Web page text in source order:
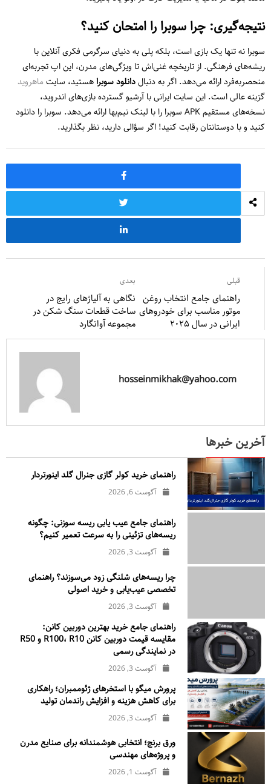
نتیجه‌گیری: چرا سوبرا را امتحان کنید؟
سوبرا نه تنها یک بازی است، بلکه پلی به دنیای سرگرمی فکری آنلاین با
ریشه‌های فرهنگی. از تاریخچه غنی‌اش تا ویژگی‌های مدرن، این اپ تجربه‌ای
منحصربه‌فرد ارائه می‌دهد. اگر به دنبالدانلود سوبرا هستید، سایت ماهروید
گزینه عالی است. این سایت ایرانی با آرشیو گسترده بازی‌های اندروید،
نسخه‌های مستقیم APK سوبرا را با لینک نیم‌بها ارائه می‌دهد. سوبرا را دانلود
کنید و با دوستانتان رقابت کنید! اگر سؤالی دارید، نظر بگذارید.
قبلی
راهنمای جامع انتخاب روغن
موتور مناسب برای خودروهای
ایرانی در سال ۲۰۲۵
بعدی
نگاهی به آلیاژهای رایج در
ساخت قطعات سنگ شکن در
مجموعه آوانگارد
hosseinmikhak@yahoo.com
آخرین خبرها
راهنمای خرید کولر گازی جنرال‌ گلد اینورتر‌دار
آگوست 6, 2026
راهنمای جامع عیب یابی ریسه سوزنی: چگونه
ریسه‌های تزئینی را به سرعت تعمیر کنیم؟
آگوست 3, 2026
چرا ریسه‌های شلنگی زود می‌سوزند؟ راهنمای
تخصصی عیب‌یابی و خرید اصولی
آگوست 3, 2026
راهنمای جامع خرید بهترین دوربین کانن:
مقایسه قیمت دوربین کانن R100، R10 و R50
در نمایندگی رسمی
آگوست 3, 2026
پرورش میگو با استخرهای ژئوممبران؛ راهکاری
برای کاهش هزینه و افزایش راندمان تولید
آگوست 3, 2026
ورق برنج؛ انتخابی هوشمندانه برای صنایع مدرن
و پروژه‌های مهندسی
آگوست 1, 2026